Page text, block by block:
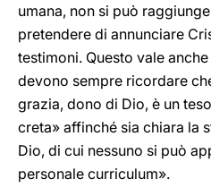
umana, non si può
pretendere di annunciare
testimoni. Questo vale
devono sempre ricordare
grazia, dono di Dio, è un
creta» affinché sia chiara la
Dio, di cui nessuno si può
personale curriculum».